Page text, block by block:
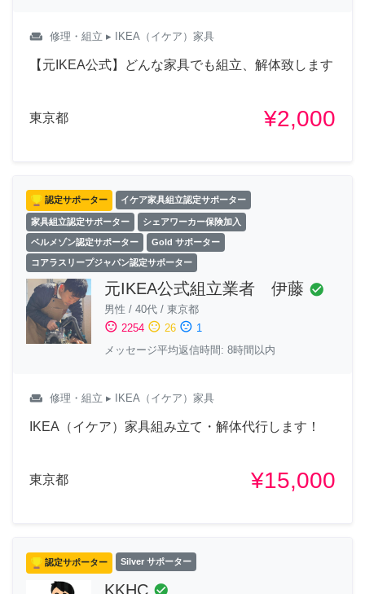
weekend 修理・組立 ▸ IKEA（イケア）家具
【元IKEA公式】どんな家具でも組立、解体致します
東京都 ¥2,000
認定サポーター イケア家具組立認定サポーター
家具組立認定サポーター シェアワーカー保険加入
ベルメゾン認定サポーター Gold サポーター
コアラスリープジャパン認定サポーター
元IKEA公式組立業者 伊藤 check_circle
男性 / 40代 / 東京都
sentiment_satisfied 2254 sentiment_neutral 26 sentiment_dissatisfied 1
メッセージ平均返信時間: 8時間以内
weekend 修理・組立 ▸ IKEA（イケア）家具
IKEA（イケア）家具組み立て・解体代行します！
東京都 ¥15,000
認定サポーター Silver サポーター
KKHC check_circle